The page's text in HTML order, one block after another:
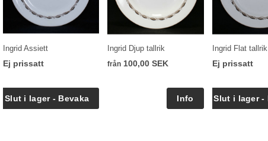
Ingrid Assiett
Ej prissatt
Ingrid Djup tallrik
från 100,00 SEK
Ingrid Flat tallrik
Ej prissatt